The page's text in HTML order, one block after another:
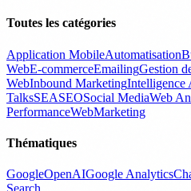
Toutes les catégories
Application MobileAutomatisation
WebE-commerceEmailingGestion
WebInbound MarketingIntelligence
TalksSEASEOSocial MediaWeb
PerformanceWebMarketing
Thématiques
GoogleOpenAIGoogle Analytics